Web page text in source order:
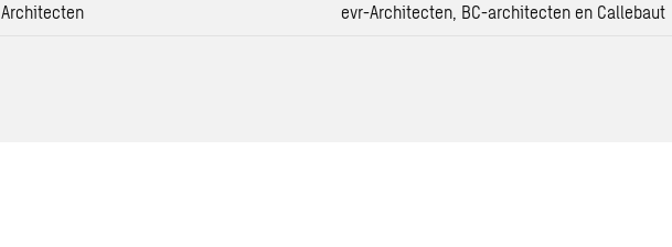
Architecten evr-Architecten, BC-architecten en Callebaut